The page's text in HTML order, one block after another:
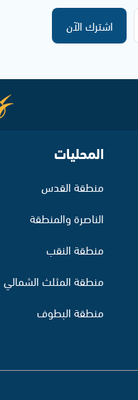
اشترك الآن
المحليات
منطقة القدس
الناصرة والمنطقة
منطقة النقب
منطقة المثلث الشمالي
منطقة البطوف